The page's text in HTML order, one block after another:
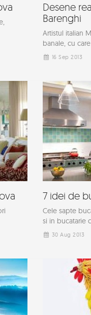
Desene
Barenghi
Artistul italian
banale, cu
16 Sep 2013
7 idei de
Cele sapte
si in bucatarie
30 Aug 2013